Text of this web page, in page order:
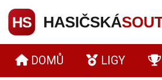
DOMŮ LIGY